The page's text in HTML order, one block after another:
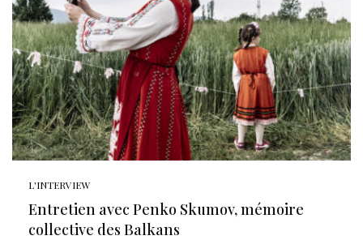
L'INTERVIEW
Entretien avec Penko Skumov, mémoire
collective des Balkans